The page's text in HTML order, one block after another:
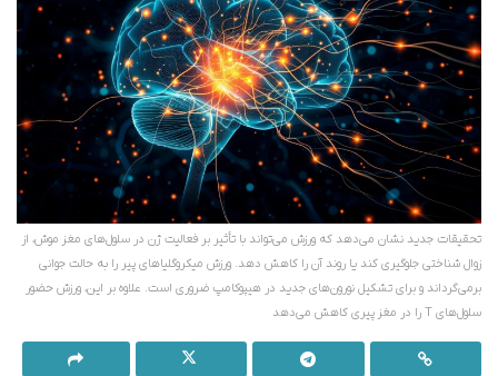
تحقیقات جدید نشان می‌دهد که ورزش می‌تواند با تأثیر بر فعالیت ژن در سلول‌های مغز موش، از
زوال شناختی جلوگیری کند یا روند آن را کاهش دهد. ورزش میکروگلیاهای پیر را به حالت جوانی
برمی‌گرداند و برای تشکیل نورون‌های جدید در هیپوکامپ ضروری است. علاوه بر این، ورزش حضور
سلول‌های T را در مغز پیری کاهش می‌دهد